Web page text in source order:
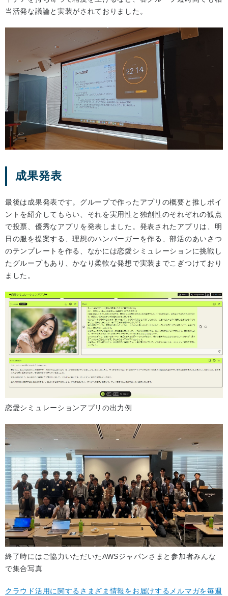
当活発な議論と実装がされておりました。
成果発表
最後は成果発表です。グループで作ったアプリの概要と推しポイ
ントを紹介してもらい、それを実用性と独創性のそれぞれの観点
で投票、優秀なアプリを発表しました。発表されたアプリは、明
日の服を提案する、理想のハンバーガーを作る、部活のあいさつ
のテンプレートを作る、なかには恋愛シミュレーションに挑戦し
たグループもあり、かなり柔軟な発想で実装までこぎつけており
ました。
恋愛シミュレーションアプリの出力例
終了時にはご協力いただいたAWSジャパンさまと参加者みんな
で集合写真
クラウド活用に関するさまざま情報をお届けするメルマガを毎週